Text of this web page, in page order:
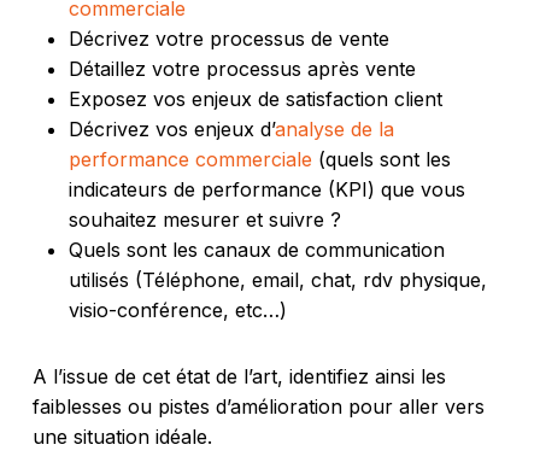
commerciale
Décrivez votre processus de vente
Détaillez votre processus après vente
Exposez vos enjeux de satisfaction client
Décrivez vos enjeux d’analyse de la
performance commerciale (quels sont les
indicateurs de performance (KPI) que vous
souhaitez mesurer et suivre ?
Quels sont les canaux de communication
utilisés (Téléphone, email, chat, rdv physique,
visio-conférence, etc…)
A l’issue de cet état de l’art, identifiez ainsi les
faiblesses ou pistes d’amélioration pour aller vers
une situation idéale.